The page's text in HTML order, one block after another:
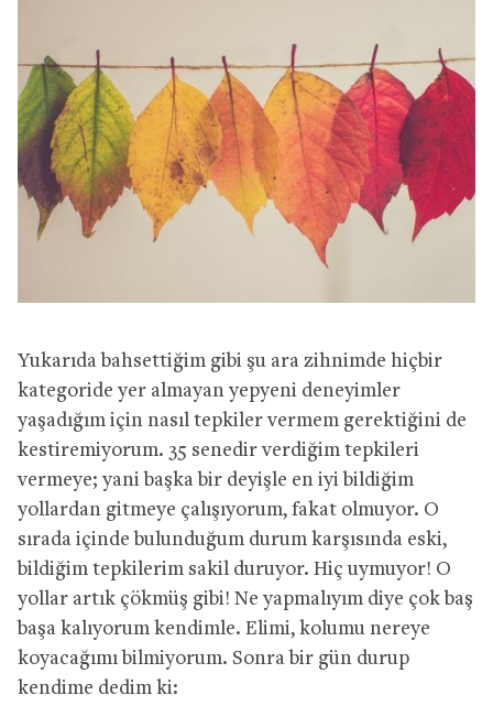
Yukarıda bahsettiğim gibi şu ara zihnimde hiçbir
kategoride yer almayan yepyeni deneyimler
yaşadığım için nasıl tepkiler vermem gerektiğini de
kestiremiyorum. 35 senedir verdiğim tepkileri
vermeye; yani başka bir deyişle en iyi bildiğim
yollardan gitmeye çalışıyorum, fakat olmuyor. O
sırada içinde bulunduğum durum karşısında eski,
bildiğim tepkilerim sakil duruyor. Hiç uymuyor! O
yollar artık çökmüş gibi! Ne yapmalıyım diye çok baş
başa kalıyorum kendimle. Elimi, kolumu nereye
koyacağımı bilmiyorum. Sonra bir gün durup
kendime dedim ki: